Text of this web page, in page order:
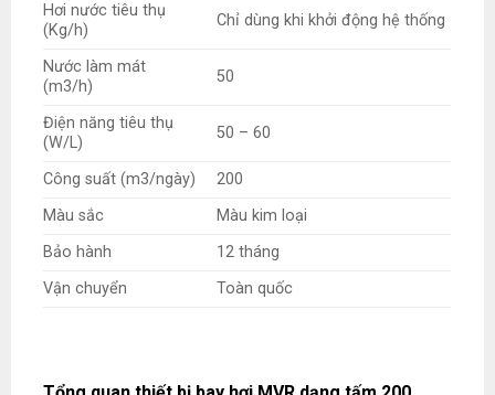
Hơi nước tiêu thụ
(Kg/h)
Chỉ dùng khi khởi động hệ thống
Nước làm mát
(m3/h)
50
Điện năng tiêu thụ
(W/L)
50 – 60
Công suất (m3/ngày)
200
Màu sắc
Màu kim loại
Bảo hành
12 tháng
Vận chuyển
Toàn quốc